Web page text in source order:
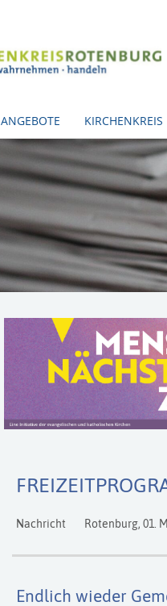
ANGEBOTE KIRCHENKREIS
Nachricht Rotenburg, 01.
Endlich wieder